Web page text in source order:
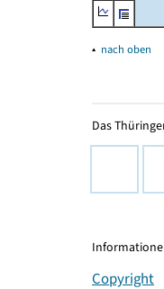
▴ nach oben
Das
Copyright